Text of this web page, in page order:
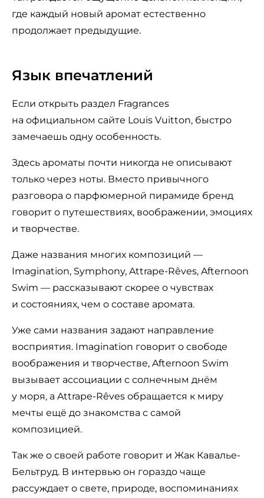
где каждый новый аромат естественно
продолжает предыдущие.
Язык впечатлений
Если открыть раздел Fragrances
на официальном сайте Louis Vuitton, быстро
замечаешь одну особенность.
Здесь ароматы почти никогда не описывают
только через ноты. Вместо привычного
разговора о парфюмерной пирамиде бренд
говорит о путешествиях, воображении, эмоциях
и творчестве.
Даже названия многих композиций —
Imagination, Symphony, Attrape-Rêves, Afternoon
Swim — рассказывают скорее о чувствах
и состояниях, чем о составе аромата.
Уже сами названия задают направление
восприятия. Imagination говорит о свободе
воображения и творчестве, Afternoon Swim
вызывает ассоциации с солнечным днём
у моря, а Attrape-Rêves обращается к миру
мечты ещё до знакомства с самой
композицией.
Так же о своей работе говорит и Жак Кавалье-
Бельтруд. В интервью он гораздо чаще
рассуждает о свете, природе, воспоминаниях